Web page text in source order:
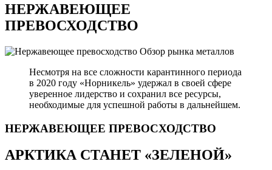
НЕРЖАВЕЮЩЕЕ
ПРЕВОСХОДСТВО
Обзор рынка металлов
Несмотря на все сложности карантинного периода
в 2020 году «Норникель» удержал в своей сфере
уверенное лидерство и сохранил все ресурсы,
необходимые для успешной работы в дальнейшем.
НЕРЖАВЕЮЩЕЕ ПРЕВОСХОДСТВО
АРКТИКА СТАНЕТ «ЗЕЛЕНОЙ»